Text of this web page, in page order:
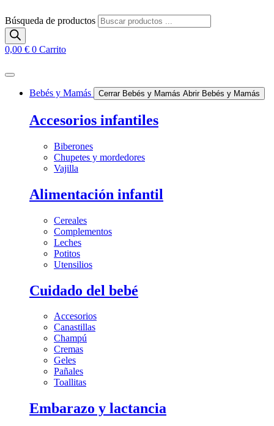
Búsqueda de productos
0,00 € 0 Carrito
Bebés y Mamás Cerrar Bebés y Mamás Abrir Bebés y Mamás
Accesorios infantiles
Biberones
Chupetes y mordedores
Vajilla
Alimentación infantil
Cereales
Complementos
Leches
Potitos
Utensilios
Cuidado del bebé
Accesorios
Canastillas
Champú
Cremas
Geles
Pañales
Toallitas
Embarazo y lactancia